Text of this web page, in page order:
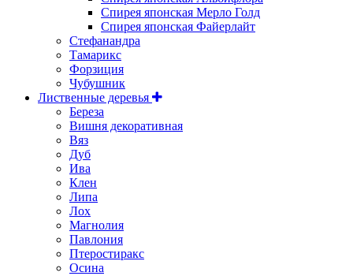
Спирея японская Мерло Голд
Спирея японская Файерлайт
Стефанандра
Тамарикс
Форзиция
Чубушник
Лиственные деревья
Береза
Вишня декоративная
Вяз
Дуб
Ива
Клен
Липа
Лох
Магнолия
Павлония
Птеростиракс
Осина